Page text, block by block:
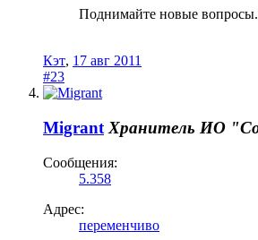
Поднимайте новые вопросы.
Кэт, 17 авг 2011
#23
Migrant Хранитель ИО
Сообщения:
5.358
Адрес:
переменчиво